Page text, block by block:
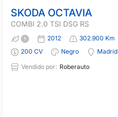
SKODA OCTAVIA
COMBI 2.0 TSI DSG RS
2012 302.900 Km
200 CV
Negro
Madrid
Vendido por: Roberauto